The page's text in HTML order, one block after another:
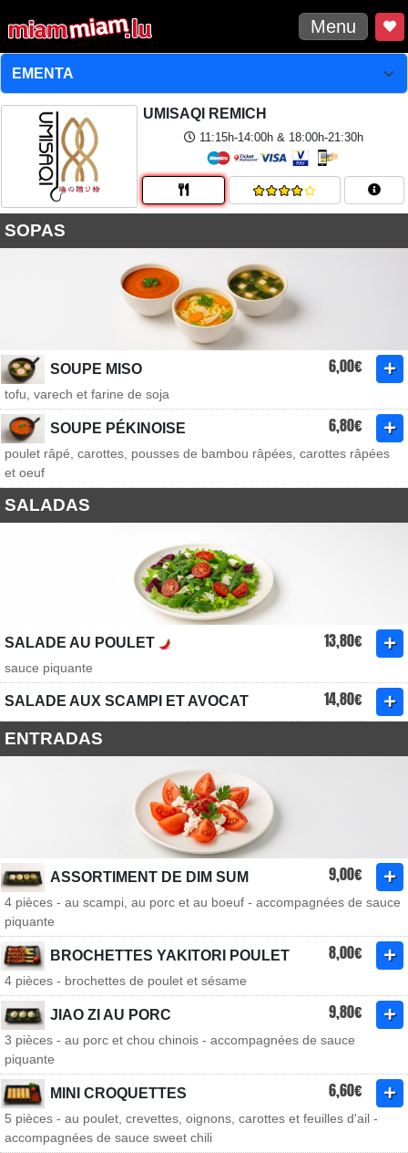
Menu
UMISAQI REMICH
11:15h-14:00h & 18:00h-21:30h
SOPAS
SOUPE MISO 6,00€
tofu, varech et farine de soja
SOUPE PÉKINOISE 6,80€
poulet râpé, carottes, pousses de bambou râpées, carottes râpées
et oeuf
SALADAS
SALADE AU POULET 13,80€
sauce piquante
SALADE AUX SCAMPI ET AVOCAT 14,80€
ENTRADAS
ASSORTIMENT DE DIM SUM 9,00€
4 pièces - au scampi, au porc et au boeuf - accompagnées de sauce
piquante
BROCHETTES YAKITORI POULET 8,00€
4 pièces - brochettes de poulet et sésame
JIAO ZI AU PORC 9,80€
3 pièces - au porc et chou chinois - accompagnées de sauce
piquante
MINI CROQUETTES 6,60€
5 pièces - au poulet, crevettes, oignons, carottes et feuilles d'ail -
accompagnées de sauce sweet chili